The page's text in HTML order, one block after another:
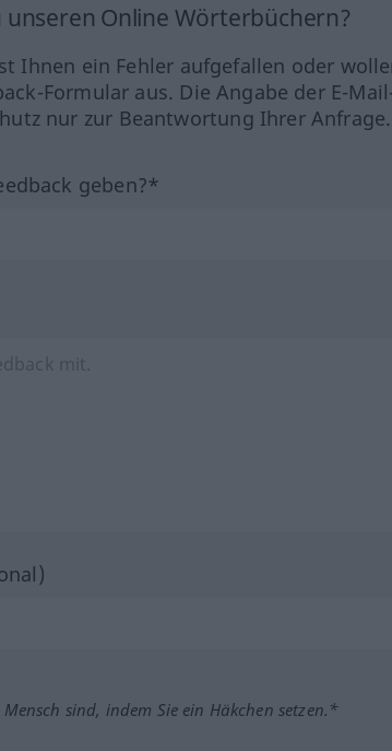
unseren Online Wörterbüchern?
Ihnen ein Fehler aufgefallen oder
Formular aus. Die Angabe der E-
nur zur Beantwortung Ihrer Anfrage.
geben?*
sind, indem Sie ein Häkchen setzen.*